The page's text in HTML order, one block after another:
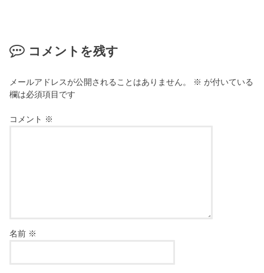
コメントを残す
メールアドレスが公開されることはありません。 ※ が付いている
欄は必須項目です
コメント ※
名前 ※